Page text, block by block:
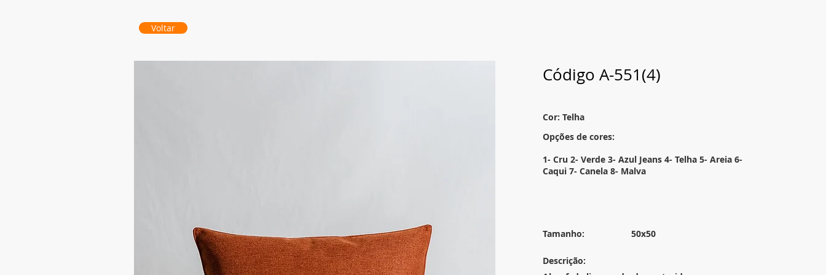
Voltar
Código A-551(4)
Cor: Telha
Opções de cores:
1- Cru 2- Verde 3- Azul Jeans 4- Telha 5- Areia 6-
Caqui 7- Canela 8- Malva
Tamanho: 50x50
Descrição: